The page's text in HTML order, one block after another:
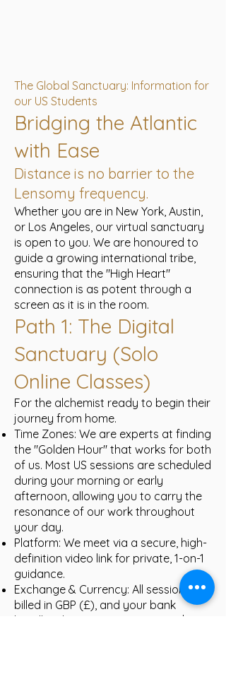
The Global Sanctuary: Information for
our US Students
Bridging the Atlantic
with Ease
Distance is no barrier to the
Lensomy frequency.
Whether you are in New York, Austin,
or Los Angeles, our virtual sanctuary
is open to you. We are honoured to
guide a growing international tribe,
ensuring that the "High Heart"
connection is as potent through a
screen as it is in the room.
Path 1: The Digital
Sanctuary (Solo
Online Classes)
For the alchemist ready to begin their
journey from home.
Time Zones: We are experts at finding
the "Golden Hour" that works for both
of us. Most US sessions are scheduled
during your morning or early
afternoon, allowing you to carry the
resonance of our work throughout
your day.
Platform: We meet via a secure, high-
definition video link for private, 1-on-1
guidance.
Exchange & Currency: All sessions are
billed in GBP (£), and your bank
handles the conversion to USD ($)